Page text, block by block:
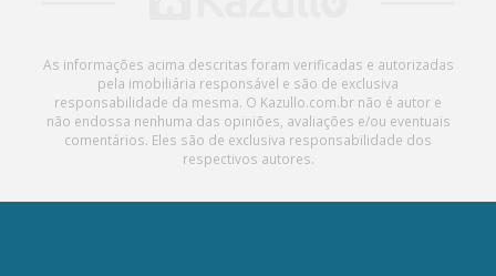
As informações acima descritas foram verificadas e autorizadas
pela imobiliária responsável e são de exclusiva
responsabilidade da mesma. O Kazullo.com.br não é autor e
não endossa nenhuma das opiniões, avaliações e/ou eventuais
comentários. Eles são de exclusiva responsabilidade dos
respectivos autores.